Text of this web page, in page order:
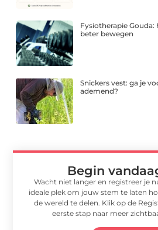
Fysiotherapie
beter bewegen
Snickers vest: ga je
ademend?
Begin
Wacht niet langer en registreer je
ideale plek om jouw stem te laten
de wereld te delen. Klik op de
eerste stap naar meer